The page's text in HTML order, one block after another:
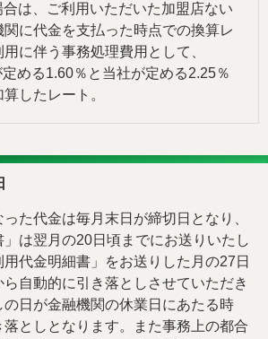
は、ご利用いただいた加盟店ない
関に代金を支払った時点での換算レ
に伴う事務処理費用として、
める1.60％と当社が定める2.25％
算したレート。
た代金は毎月末日が締切日となり、
」は翌月の20日頃までにお送りいたし
代金明細書」をお送りした月の27日
自動的に引き落としさせていただき
の日が金融機関の休業日にあたる時
としとなります。また事務上の都合